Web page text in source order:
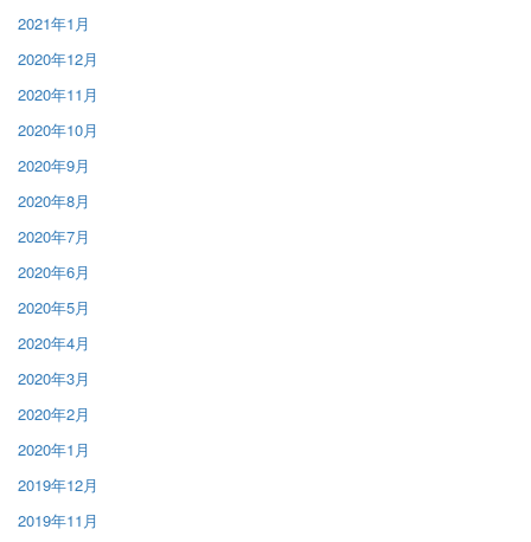
2021年1月
2020年12月
2020年11月
2020年10月
2020年9月
2020年8月
2020年7月
2020年6月
2020年5月
2020年4月
2020年3月
2020年2月
2020年1月
2019年12月
2019年11月